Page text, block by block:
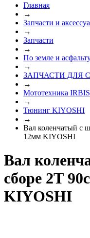
Главная
→
Запчасти и
→
Запчасти
→
По земле и
→
ЗАПЧАСТИ ДЛЯ
→
Мототехника IRBIS
→
Тюнинг KIYOSHI
→
Вал коленчатый с
12мм KIYOSHI
Вал
сборе 2Т
KIYOSHI